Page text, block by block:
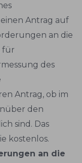
Antrag auf
an die
für
des
Antrag, ob im
den
sind. Das
kostenlos.
an die